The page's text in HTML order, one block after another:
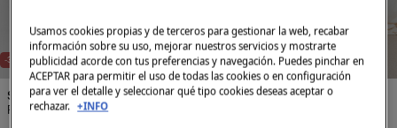
-31% E
X
C
L
U
SI
V
O
O
N
L
I
N
E
Silbon
Pantalón chino casual pinzas
-50%
Celopman
Usamos cookies propias y de terceros para gestionar la web, recabar
información sobre su uso, mejorar nuestros servicios y mostrarte
publicidad acorde con tus preferencias y navegación. Puedes pinchar en
ACEPTAR para permitir el uso de todas las cookies o en configuración
para ver el detalle y seleccionar qué tipo cookies deseas aceptar o
rechazar. +INFO